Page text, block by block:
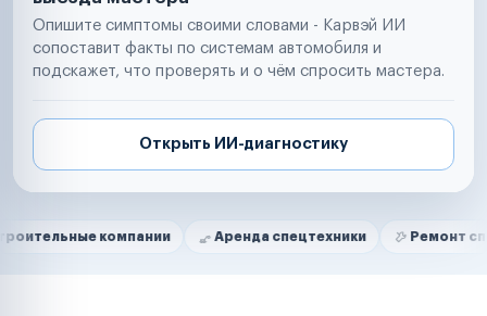
Опишите симптомы своими словами - Карвэй ИИ
сопоставит факты по системам автомобиля и
подскажет, что проверять и о чём спросить мастера.
Открыть ИИ-диагностику
Нам доверяют
компании Аренда спецтехники Ремонт спецтехники
Маркетплейсы